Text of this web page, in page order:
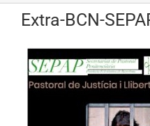
Extra-BCN-